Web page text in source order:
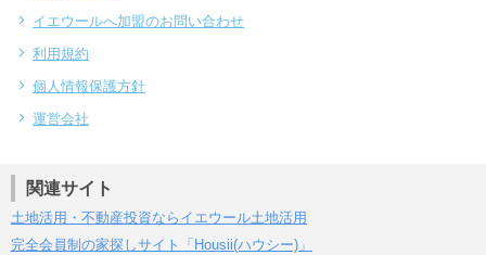
イエウールへ加盟のお問い合わせ
利用規約
個人情報保護方針
運営会社
関連サイト
土地活用・不動産投資ならイエウール土地活用
完全会員制の家探しサイト「Housii(ハウシー)」